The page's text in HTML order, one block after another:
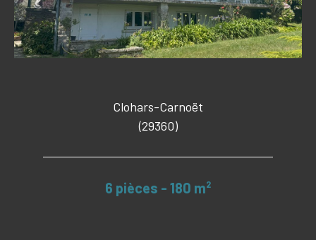
Clohars-Carnoët
(29360)
6 pièces - 180 m²
Référence
PISCINE
RECHERCHER